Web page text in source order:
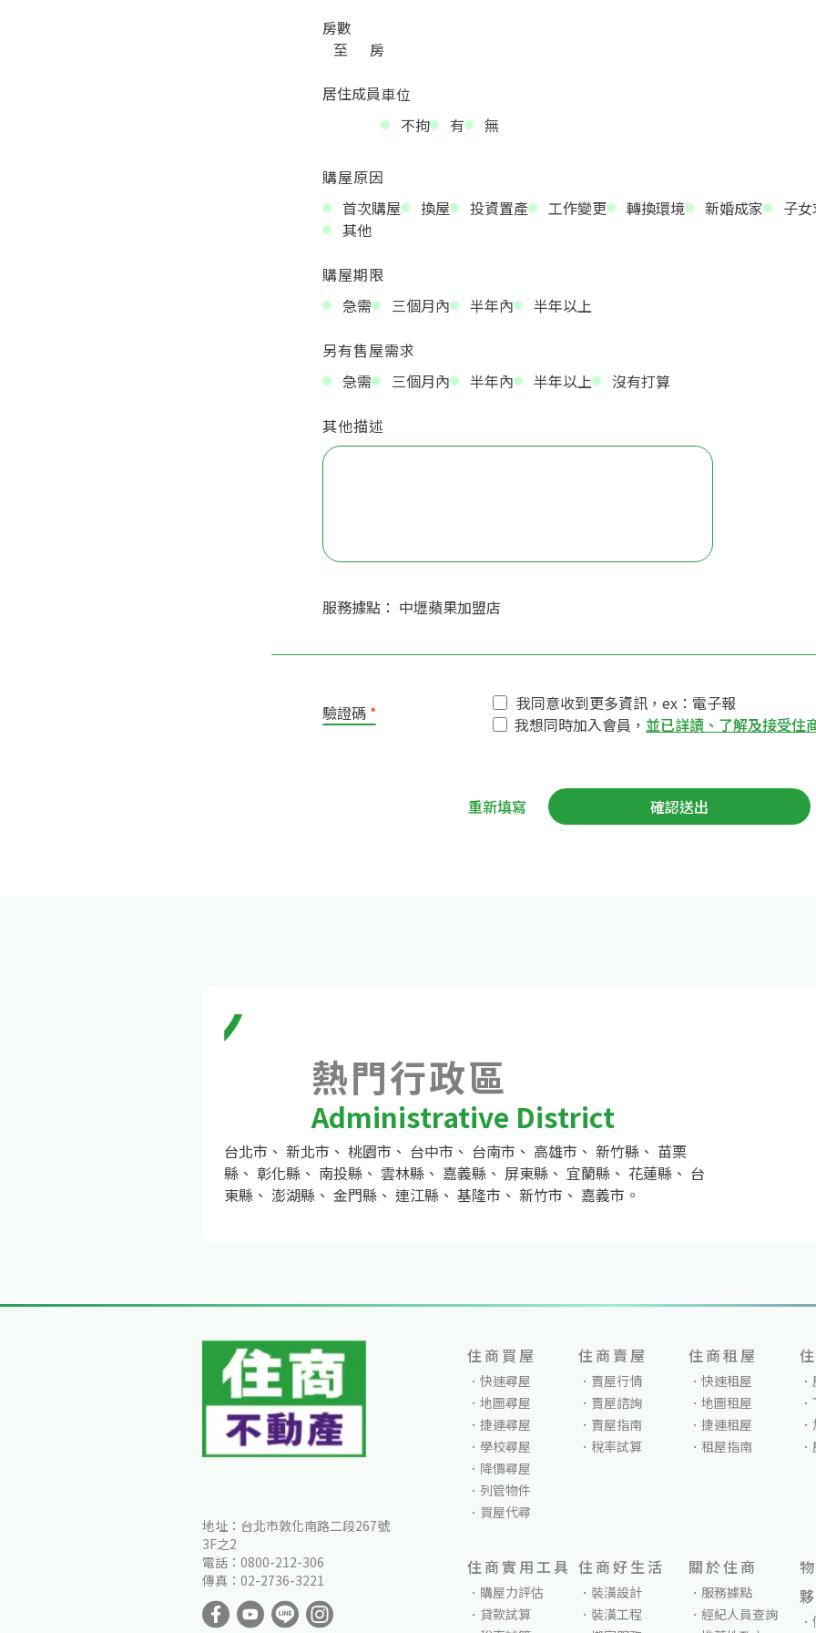
房數
至
房
居住成員車位
不拘
有 無
購屋原因
首次購屋
換屋 投資置產 工作變更 轉換環境 新婚成家 子
其他
購屋期限
急需
三個月內 半年內 半年以上
另有售屋需求
急需
三個月內 半年內 半年以上 沒有打算
其他描述
服務據點： 中壢蘋果加盟店
驗證碼 *
我同意收到更多資訊，ex：電子報
我想同時加入會員， 並已詳讀、了解及接受住
確認送出
重新填寫
熱門行政區
Administrative District
台北市 、 新北市 、 桃園市 、 台中市 、 台南市 、 高雄市 、 新竹縣、 苗栗
縣、 彰化縣、 南投縣、 雲林縣、 嘉義縣、 屏東縣、 宜蘭縣、 花蓮縣、 台
東縣、 澎湖縣、 金門縣、 連江縣、 基隆市 、 新竹市 、 嘉義市 。
地址：台北市敦化南路二段267號
3F之2
電話：0800-212-306
傳真：02-2736-3221
住商買屋
快速尋屋
地圖尋屋
捷運尋屋
學校尋屋
降價尋屋
列管物件
買屋代尋
住商賣屋
賣屋行情
賣屋諮詢
賣屋指南
稅率試算
住商租屋
快速租屋
地圖租屋
捷運租屋
租屋指南
住商實用工具
購屋力評估
貸款試算
住商好生活
裝潢設計
裝潢工程
關於住商
服務據點
經紀人員查詢